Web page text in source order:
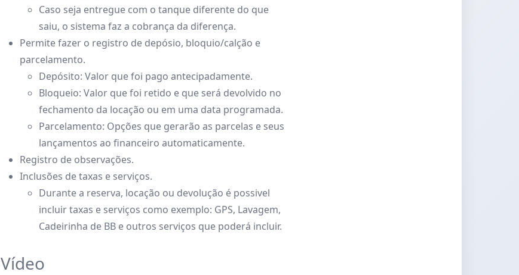
Caso seja entregue com o tanque diferente do que
saiu, o sistema faz a cobrança da diferença.
Permite fazer o registro de depósio, bloquio/calção e
parcelamento.
Depósito: Valor que foi pago antecipadamente.
Bloqueio: Valor que foi retido e que será devolvido no
fechamento da locação ou em uma data programada.
Parcelamento: Opções que gerarão as parcelas e seus
lançamentos ao financeiro automaticamente.
Registro de observações.
Inclusões de taxas e serviços.
Durante a reserva, locação ou devolução é possivel
incluir taxas e serviços como exemplo: GPS, Lavagem,
Cadeirinha de BB e outros serviços que poderá incluir.
Vídeo